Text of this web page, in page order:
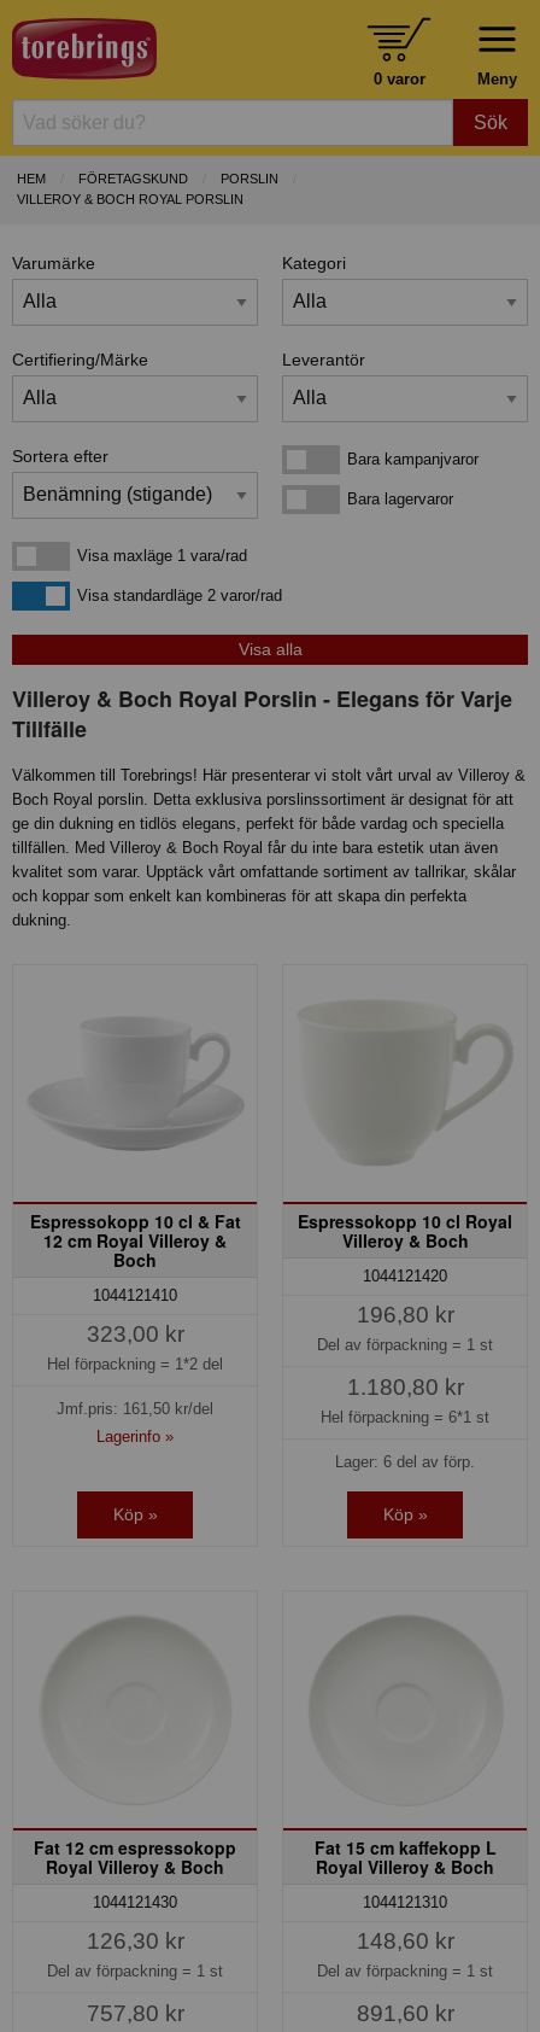
Meny
0 varor
Sök
HEM FÖRETAGSKUND
PORSLIN
VILLEROY & BOCH ROYAL PORSLIN
Varumärke Kategori
Certifiering/Märke Leverantör
Sortera efter Bara kampanjvarorBara kampanjvaror
Bara lagervarorBara lagervaror
Visa maxläge 1 vara/rad
Visa maxläge 1 vara/rad
Visa standardlägeVisa standardläge 2 varor/rad
Villeroy & Boch Royal Porslin - Elegans för Varje
Tillfälle
Välkommen till Torebrings! Här presenterar vi stolt vårt urval av Villeroy &
Boch Royal porslin. Detta exklusiva porslinssortiment är designat för att
ge din dukning en tidlös elegans, perfekt för både vardag och speciella
tillfällen. Med Villeroy & Boch Royal får du inte bara estetik utan även
kvalitet som varar. Upptäck vårt omfattande sortiment av tallrikar, skålar
och koppar som enkelt kan kombineras för att skapa din perfekta
dukning.
Espressokopp 10 cl & Fat
12 cm Royal Villeroy &
Boch
1044121410
323,00 kr
Hel förpackning = 1*2 del
Jmf.pris: 161,50 kr/del
Lagerinfo »
Köp »
Espressokopp 10 cl Royal
Villeroy & Boch
1044121420
196,80 kr
Del av förpackning = 1 st
1.180,80 kr
Hel förpackning = 6*1 st
Lager: 6 del av förp.
Köp »
Fat 12 cm espressokopp
Royal Villeroy & Boch
1044121430
126,30 kr
Del av förpackning = 1 st
757,80 kr
Fat 15 cm kaffekopp L
Royal Villeroy & Boch
1044121310
148,60 kr
Del av förpackning = 1 st
891,60 kr